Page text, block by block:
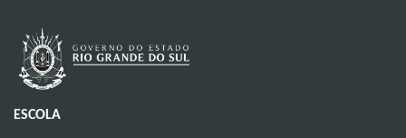
ESCOLA